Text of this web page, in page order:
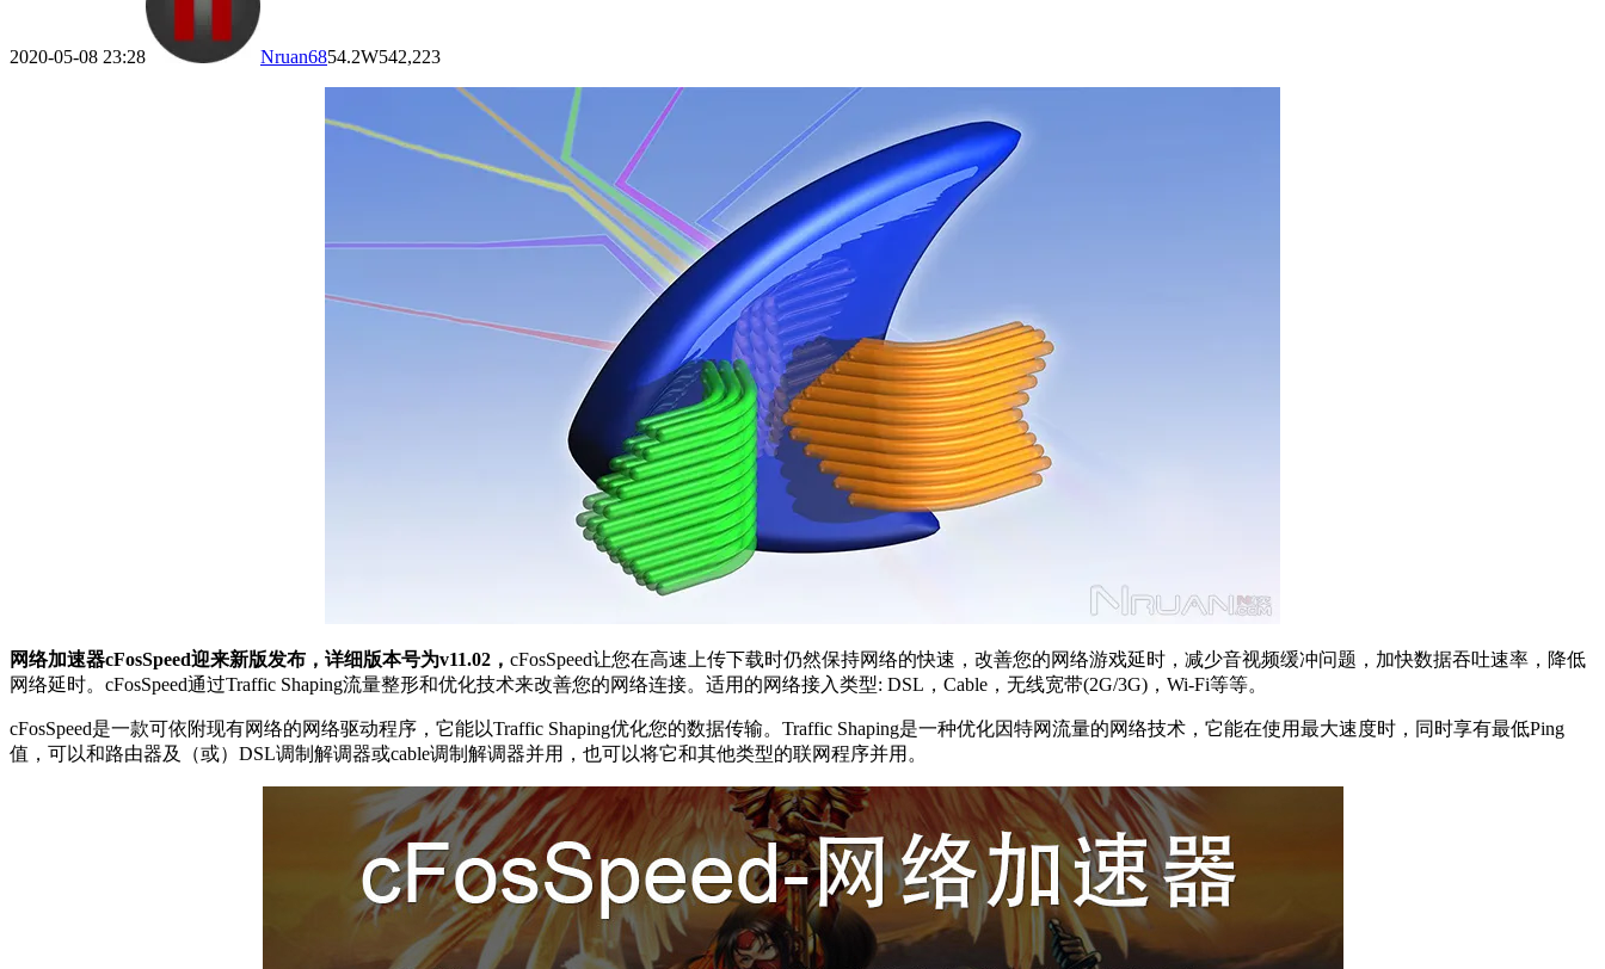
2020-05-08 23:28 Nruan6854.2W542,223
网络加速器cFosSpeed迎来新版发布，详细版本号为v11.02， cFosSpeed让您在高速上传下载时仍然保持网络的快速，改善您的网络游戏延时，减少音视频缓冲问题，加快数据吞吐速率，降低
网络延时。cFosSpeed通过Traffic Shaping流量整形和优化技术来改善您的网络连接。适用的网络接入类型: DSL，Cable，无线宽带(2G/3G)，Wi-Fi等等。
cFosSpeed是一款可依附现有网络的网络驱动程序，它能以Traffic Shaping优化您的数据传输。Traffic Shaping是一种优化因特网流量的网络技术，它能在使用最大速度时，同时享有最低Ping
值，可以和路由器及（或）DSL调制解调器或cable调制解调器并用，也可以将它和其他类型的联网程序并用。